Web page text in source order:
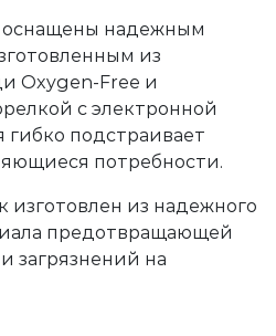
надежным
из
Oxygen-Free и
с электронной
подстраивает
потребности.
изготовлен из надежного
предотвращающей
загрязнений на